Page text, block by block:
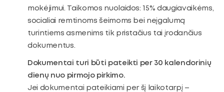
mokėjimui. Taikomos nuolaidos: 15% daugiavaikėms,
socialiai remtinoms šeimoms bei neįgalumą
turintiems asmenims tik pristačius tai įrodančius
dokumentus.
Dokumentai turi būti pateikti per 30 kalendorinių
dienų nuo pirmojo pirkimo.
Jei dokumentai pateikiami per šį laikotarpį –